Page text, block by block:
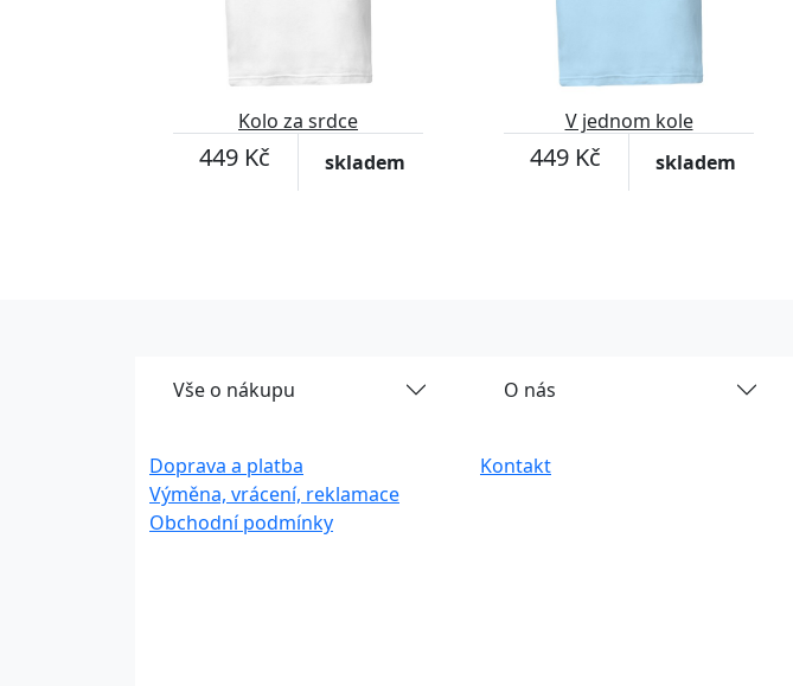
Kolo za srdce
449 Kč skladem
V jednom kole
449 Kč skladem
Vše o nákupu
Doprava a platba
Výměna, vrácení, reklamace
Obchodní podmínky
O nás
Kontakt